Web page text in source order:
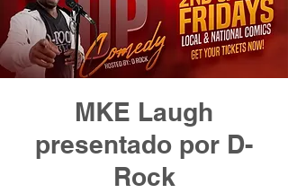
MKE Laugh
presentado por D-
Rock